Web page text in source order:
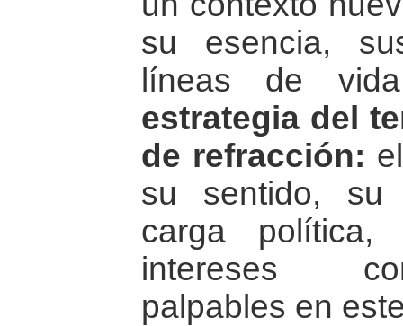
su esencia,
líneas de
estrategia del
de refracción:
su sentido, su
carga
intereses
palpables en